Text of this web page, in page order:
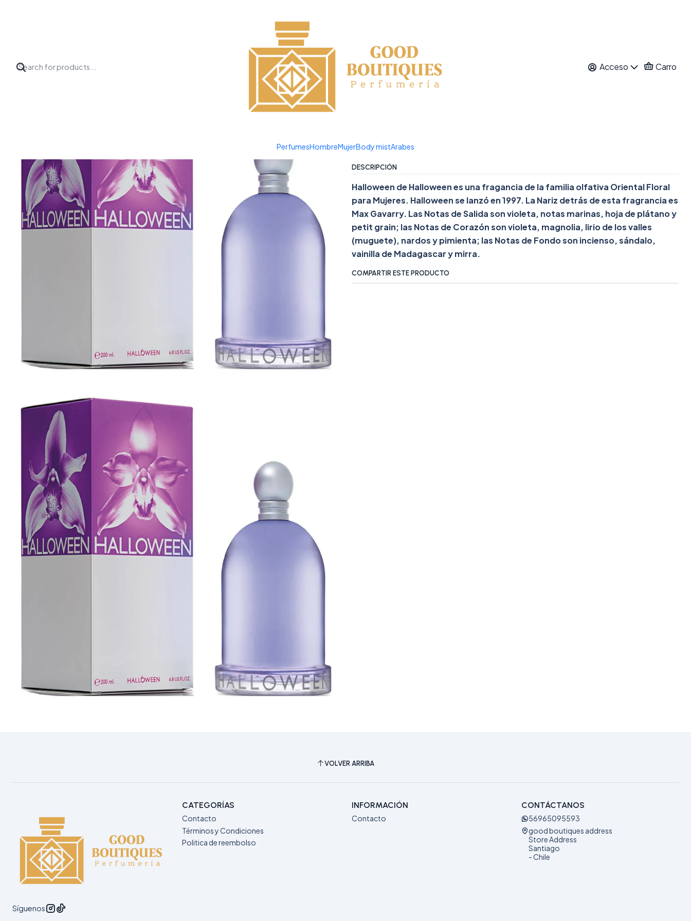
Acceso Carro
PerfumesHombreMujerBody mistArabes
HALLOWEEN WOMAN EDT 200 ML
Mostrar stock de ubicaciones
DESCRIPCIÓN
Halloween de Halloween es una fragancia de la familia olfativa Oriental Floral
para Mujeres. Halloween se lanzó en 1997. La Nariz detrás de esta fragrancia es
Max Gavarry. Las Notas de Salida son violeta, notas marinas, hoja de plátano y
petit grain; las Notas de Corazón son violeta, magnolia, lirio de los valles
(muguete), nardos y pimienta; las Notas de Fondo son incienso, sándalo,
vainilla de Madagascar y mirra.
COMPARTIR ESTE PRODUCTO
VOLVER ARRIBA
Síguenos
CATEGORÍAS
Contacto
Términos y Condiciones
Politica de reembolso
INFORMACIÓN
Contacto
CONTÁCTANOS
56965095593
good boutiques address
Store Address
Santiago
- Chile